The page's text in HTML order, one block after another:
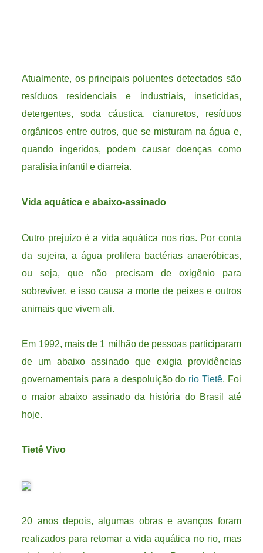
Atualmente, os principais poluentes detectados são
resíduos residenciais e industriais, inseticidas,
detergentes, soda cáustica, cianuretos, resíduos
orgânicos entre outros, que se misturam na água e,
quando ingeridos, podem causar doenças como
paralisia infantil e diarreia.
Vida aquática e abaixo-assinado
Outro prejuízo é a vida aquática nos rios. Por conta
da sujeira, a água prolifera bactérias anaeróbicas,
ou seja, que não precisam de oxigênio para
sobreviver, e isso causa a morte de peixes e outros
animais que vivem ali.
Em 1992, mais de 1 milhão de pessoas participaram
de um abaixo assinado que exigia providências
governamentais para a despoluição do rio Tietê. Foi
o maior abaixo assinado da história do Brasil até
hoje.
Tietê Vivo
20 anos depois, algumas obras e avanços foram
realizados para retomar a vida aquática no rio, mas